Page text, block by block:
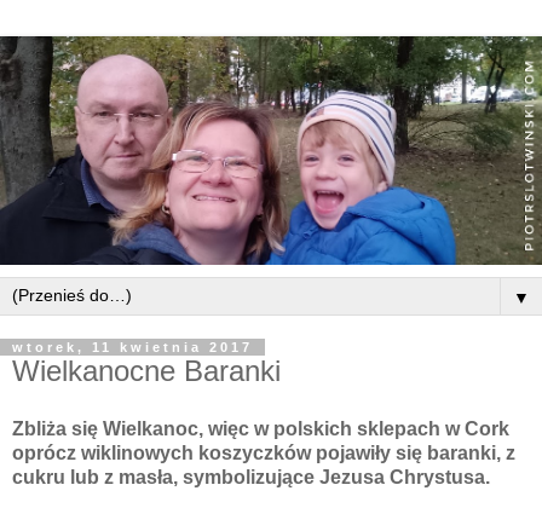
▼
wtorek, 11 kwietnia 2017
Wielkanocne Baranki
Zbliża się Wielkanoc, więc w polskich sklepach w Cork
oprócz wiklinowych koszyczków pojawiły się baranki, z
cukru lub z masła, symbolizujące Jezusa Chrystusa.